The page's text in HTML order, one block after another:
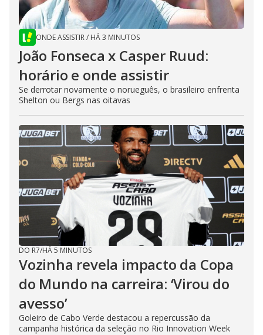
ONDE ASSISTIR/ HÁ 3 MINUTOS
João Fonseca x Casper Ruud:
horário e onde assistir
Se derrotar novamente o norueguês, o brasileiro enfrenta
Shelton ou Bergs nas oitavas
DO R7/HÁ 5 MINUTOS
Vozinha revela impacto da Copa
do Mundo na carreira: ‘Virou do
avesso’
Goleiro de Cabo Verde destacou a repercussão da
campanha histórica da seleção no Rio Innovation Week